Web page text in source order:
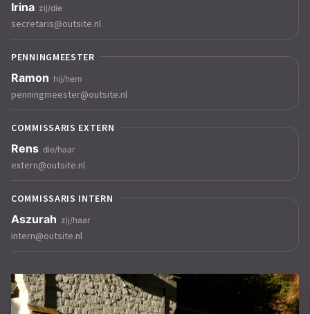
secretaris@outsite.nl
PENNINGMEESTER
penningmeester@outsite.nl
COMMISSARIS EXTERN
extern@outsite.nl
COMMISSARIS INTERN
intern@outsite.nl